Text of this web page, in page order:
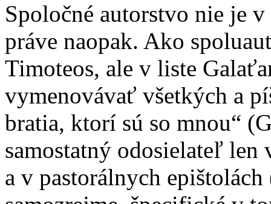
Spoločné autorstvo nie je
práve naopak. Ako
Timoteos, ale v liste
vymenovávať všetkých a
bratia, ktorí sú so mnou“
samostatný odosielateľ len
a v pastorálnych